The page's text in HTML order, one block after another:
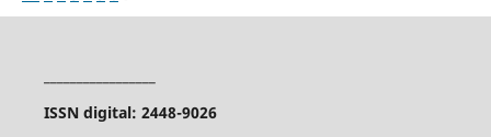
ISSN digital: 2448-9026